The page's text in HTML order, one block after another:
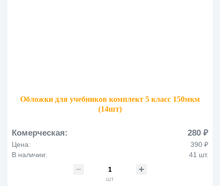
Обложки для учебников комплект 5 класс 150мкм
(14шт)
Комерческая: 280 ₽
Цена:
390 ₽
В наличии:
41 шт.
шт